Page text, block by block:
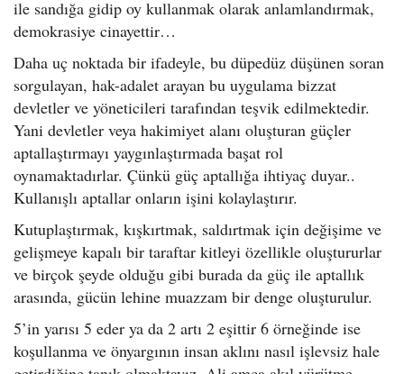
ile sandığa gidip oy kullanmak olarak anlamlandırmak,
demokrasiye cinayettir…
Daha uç noktada bir ifadeyle, bu düpedüz düşünen soran
sorgulayan, hak-adalet arayan bu uygulama bizzat
devletler ve yöneticileri tarafından teşvik edilmektedir.
Yani devletler veya hakimiyet alanı oluşturan güçler
aptallaştırmayı yaygınlaştırmada başat rol
oynamaktadırlar. Çünkü güç aptallığa ihtiyaç duyar..
Kullanışlı aptallar onların işini kolaylaştırır.
Kutuplaştırmak, kışkırtmak, saldırtmak için değişime ve
gelişmeye kapalı bir taraftar kitleyi özellikle oluştururlar
ve birçok şeyde olduğu gibi burada da güç ile aptallık
arasında, gücün lehine muazzam bir denge oluşturulur.
5’in yarısı 5 eder ya da 2 artı 2 eşittir 6 örneğinde ise
koşullanma ve önyargının insan aklını nasıl işlevsiz hale